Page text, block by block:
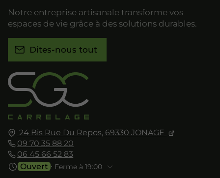
24 Bis Rue Du Repos, 69330 JONAGE
09 70 35 88 20
06 45 66 52 83
Ouvert ⋅ Ferme à 19:00
Notre entreprise artisanale transforme vos
espaces de vie grâce à des solutions durables.
Dites-nous tout